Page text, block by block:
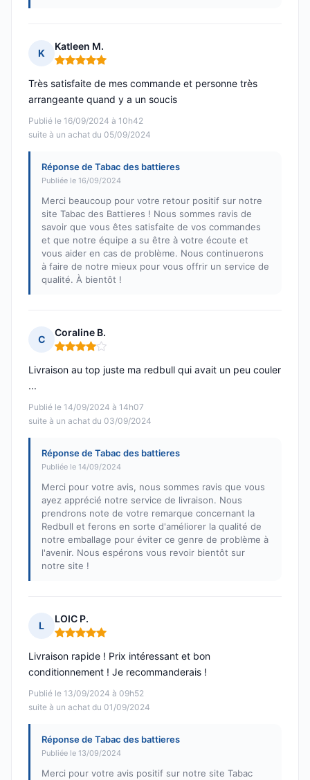
K
Katleen M.
Note : 5 sur 5
Publié le 16/09/2024 à 10h42
suite à un achat du 05/09/2024
Très satisfaite de mes commande et personne très
arrangeante quand y a un soucis
Réponse de Tabac des battieres
Publiée le 16/09/2024
Merci beaucoup pour votre retour positif sur notre
site Tabac des Battieres ! Nous sommes ravis de
savoir que vous êtes satisfaite de vos commandes
et que notre équipe a su être à votre écoute et
vous aider en cas de problème. Nous continuerons
à faire de notre mieux pour vous offrir un service de
qualité. À bientôt !
C
Coraline B.
Note : 4 sur 5
Publié le 14/09/2024 à 14h07
suite à un achat du 03/09/2024
Livraison au top juste ma redbull qui avait un peu couler
...
Réponse de Tabac des battieres
Publiée le 14/09/2024
Merci pour votre avis, nous sommes ravis que vous
ayez apprécié notre service de livraison. Nous
prendrons note de votre remarque concernant la
Redbull et ferons en sorte d'améliorer la qualité de
notre emballage pour éviter ce genre de problème à
l'avenir. Nous espérons vous revoir bientôt sur
notre site !
L
LOIC P.
Note : 5 sur 5
Publié le 13/09/2024 à 09h52
suite à un achat du 01/09/2024
Livraison rapide ! Prix intéressant et bon
conditionnement ! Je recommanderais !
Réponse de Tabac des battieres
Publiée le 13/09/2024
Merci pour votre avis positif sur notre site Tabac